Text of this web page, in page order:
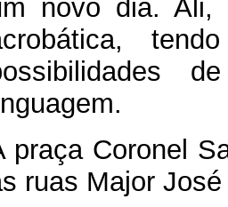
novo dia. Ali,
praça Coronel
ruas Major